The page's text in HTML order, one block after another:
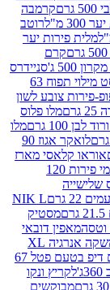
רוטב
יער
סניידרס
מלו מרשמלו טוויסט מילוי תפוח 63
לשון
פלוס
מלו
לואקר אגוז 90
מארז
120
NIK L
משקה אנרגיה XL
גם דיפ בטעם פטל 67
ונקו